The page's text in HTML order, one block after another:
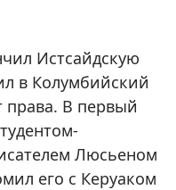
Истсайдскую
в Колумбийский
права. В первый
Люсьеном
его с Керуаком